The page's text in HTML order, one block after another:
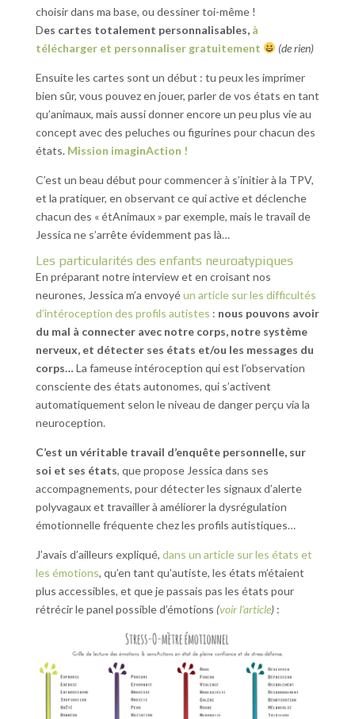
choisir dans ma base, ou dessiner toi-même !
Des cartes totalement personnalisables, à
télécharger et personnaliser gratuitement
(de rien)
Ensuite les cartes sont un début : tu peux les imprimer
bien sûr, vous pouvez en jouer, parler de vos états en tant
qu’animaux, mais aussi donner encore un peu plus vie au
concept avec des peluches ou figurines pour chacun des
états. Mission imaginAction !
C’est un beau début pour commencer à s’initier à la TPV,
et la pratiquer, en observant ce qui active et déclenche
chacun des « étAnimaux » par exemple, mais le travail de
Jessica ne s’arrête évidemment pas là…
Les particularités des enfants neuroatypiques
En préparant notre interview et en croisant nos
neurones, Jessica m’a envoyéun article sur les difficultés
d’intéroception des profils autistes : nous pouvons avoir
du mal à connecter avec notre corps, notre système
nerveux, et détecter ses états et/ou les messages du
corps… La fameuse intéroception qui est l’observation
consciente des états autonomes, qui s’activent
automatiquement selon le niveau de danger perçu via la
neuroception.
C’est un véritable travail d’enquête personnelle, sur
soi et ses états, que propose Jessica dans ses
accompagnements, pour détecter les signaux d’alerte
polyvagaux et travailler à améliorer la dysrégulation
émotionnelle fréquente chez les profils autistiques…
J’avais d’ailleurs expliqué, dans un article sur les états et
les émotions, qu’en tant qu’autiste, les états m’étaient
plus accessibles, et que je passais pas les états pour
rétrécir le panel possible d’émotions (voir l’article):